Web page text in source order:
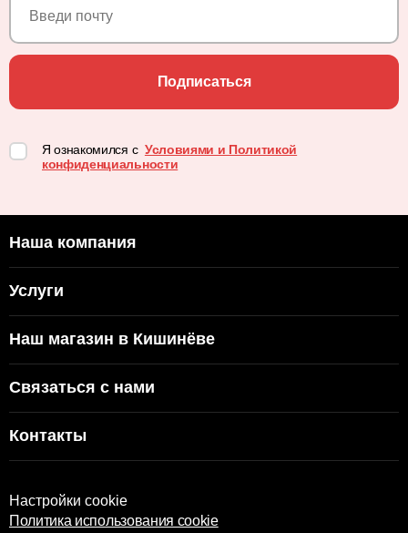
Подписаться
Я ознакомился с Условиями и Политикой
конфиденциальности
Наша компания
Услуги
Наш магазин в Кишинёве
Связаться с нами
Контакты
Настройки cookie
Политика использования cookie